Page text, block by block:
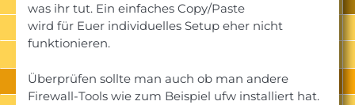
was ihr tut. Ein einfaches Copy/Paste
wird für Euer individuelles Setup eher nicht
funktionieren.
Überprüfen sollte man auch ob man andere
Firewall-Tools wie zum Beispiel ufw installiert hat.